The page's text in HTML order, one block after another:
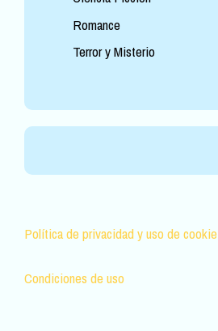
Romance
Terror y Misterio
Política de privacidad y uso de cookie
Condiciones de uso